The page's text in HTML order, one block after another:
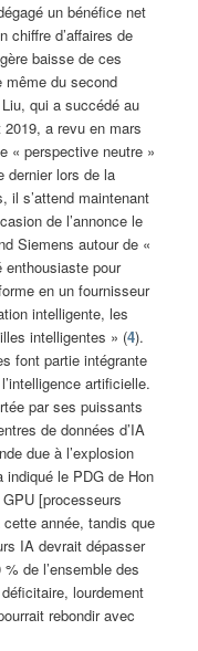
un bénéfice net
chiffre d’affaires de
baisse de ces
même du second
qui a succédé au
a revu en mars
« perspective neutre »
dernier lors de la
il s’attend maintenant
de l’annonce le
Siemens autour de «
enthousiaste pour
en un fournisseur
intelligente, les
intelligentes » (4).
font partie intégrante
artificielle.
par ses puissants
de données d’IA
due à l’explosion
le PDG de Hon
[processeurs
année, tandis que
IA devrait dépasser
de l’ensemble des
lourdement
rebondir avec